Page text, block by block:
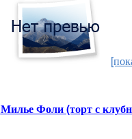
Милье Фоли (торт с